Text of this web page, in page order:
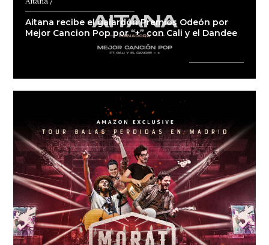
Aitana recibe el galardón Premios Odeón por
Mejor Cancion Pop por “+” con Cali y el Dandee